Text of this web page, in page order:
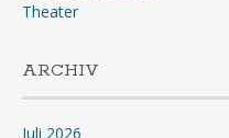
Theater
ARCHIV
Juli 2026